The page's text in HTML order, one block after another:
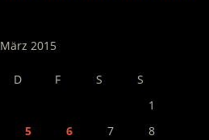
März 2015
D F S
S
1
5 6 7
8